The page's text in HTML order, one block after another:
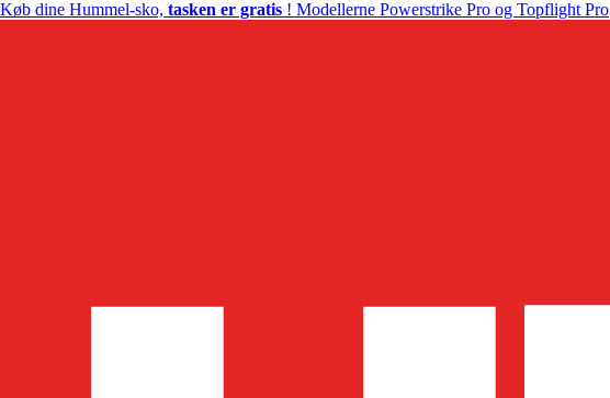
Køb dine Hummel-sko, tasken er gratis ! Modellerne Powerstrike Pro og Topflight Pro